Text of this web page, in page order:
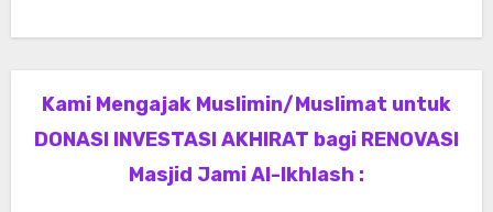
Kami Mengajak Muslimin/Muslimat untuk
DONASI INVESTASI AKHIRAT bagi RENOVASI
Masjid Jami Al-Ikhlash :